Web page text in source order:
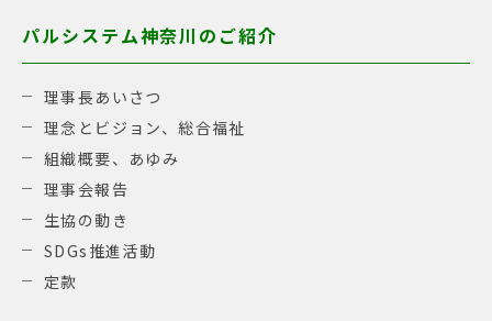
パルシステム神奈川のご紹介
理事長あいさつ
理念とビジョン、総合福祉
組織概要、あゆみ
理事会報告
生協の動き
SDGs推進活動
定款